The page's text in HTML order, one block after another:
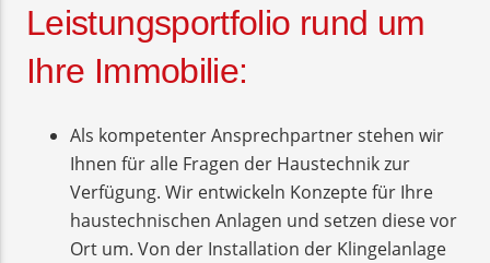
Leistungsportfolio rund um
Ihre Immobilie:
Als kompetenter Ansprechpartner stehen wir
Ihnen für alle Fragen der Haustechnik zur
Verfügung. Wir entwickeln Konzepte für Ihre
haustechnischen Anlagen und setzen diese vor
Ort um. Von der Installation der Klingelanlage